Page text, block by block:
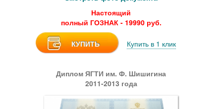
Настоящий
полный ГОЗНАК - 19990 руб.
КУПИТЬ Купить в 1 клик
Диплом ЯГТИ им. Ф. Шишигина
2011-2013 года